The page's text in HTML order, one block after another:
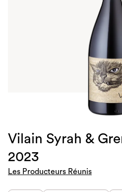
Vilain Syrah &
2023
Les Producteurs Réunis